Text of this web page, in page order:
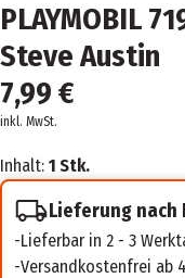
PLAYMOBIL
Steve Austin
7,99 €
inkl. MwSt.
Inhalt: 1 Stk.
Lieferung nach
Lieferbar in 2 - 3
Versandkostenfrei ab